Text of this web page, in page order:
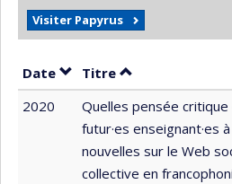
Visiter Papyrus
Date Trier par date en ordre
Titre Trier par titre
2020
Quelles pensée
futur·es enseignant·es
nouvelles sur le Web
collective en